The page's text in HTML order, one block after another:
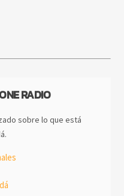
RADIO
sobre lo que está